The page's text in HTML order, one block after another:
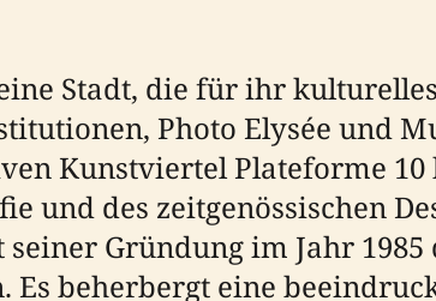
Stadt, die für ihr
Photo Elysée und
Kunstviertel Plateforme
und des zeitgenössischen
seiner Gründung im Jahr
Es beherbergt eine